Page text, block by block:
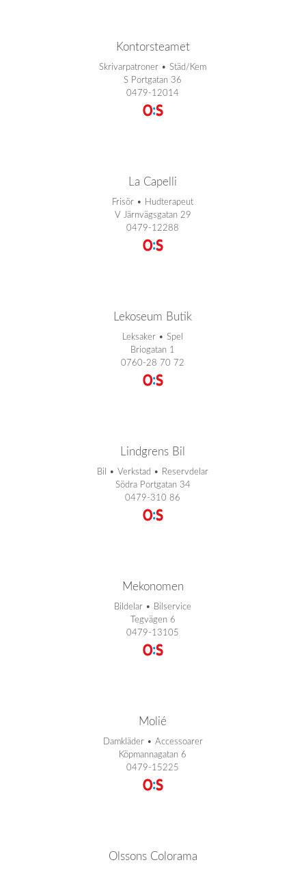
Kontorsteamet
Skrivarpatroner • Städ/Kem
S Portgatan 36
0479-12014
La Capelli
Frisör • Hudterapeut
V Järnvägsgatan 29
0479-12288
Lekoseum Butik
Leksaker • Spel
Briogatan 1
0760-28 70 72
Lindgrens Bil
Bil • Verkstad • Reservdelar
Södra Portgatan 34
0479-310 86
Mekonomen
Bildelar • Bilservice
Tegvägen 6
0479-13105
Molié
Damkläder • Accessoarer
Köpmannagatan 6
0479-15225
Olssons Colorama